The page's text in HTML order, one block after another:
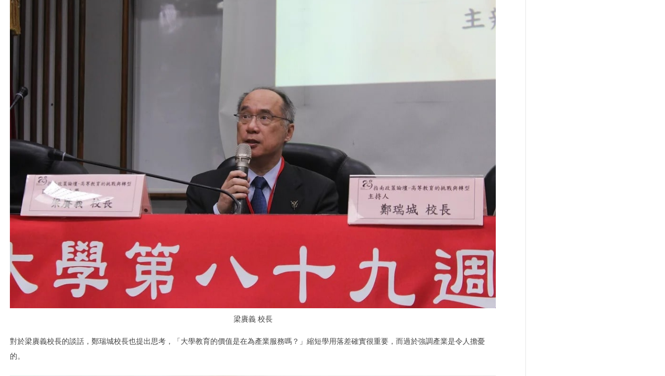
梁賡義 校長
對於梁賡義校長的談話，鄭瑞城校長也提出思考，「大學教育的價值是在為產業服務嗎？」縮短學用落差確實很重要，而過於強調產業是令人擔憂
的。